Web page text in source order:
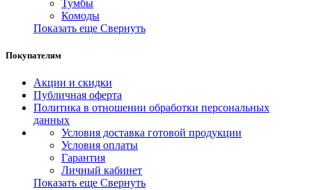
Тумбы
Комоды
Показать еще Свернуть
Покупателям
Акции и скидки
Публичная оферта
Политика в отношении обработки персональных
данных
Условия доставка готовой продукции
Условия оплаты
Гарантия
Личный кабинет
Показать еще Свернуть